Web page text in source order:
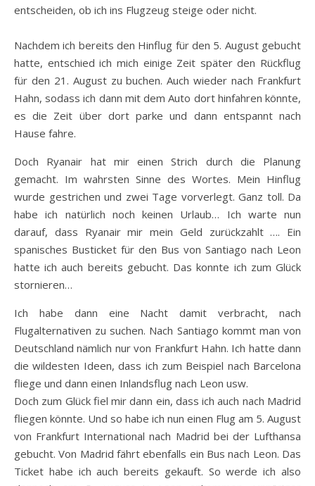
entscheiden, ob ich ins Flugzeug steige oder nicht.
Nachdem ich bereits den Hinflug für den 5. August gebucht
hatte, entschied ich mich einige Zeit später den Rückflug
für den 21. August zu buchen. Auch wieder nach Frankfurt
Hahn, sodass ich dann mit dem Auto dort hinfahren könnte,
es die Zeit über dort parke und dann entspannt nach
Hause fahre.
Doch Ryanair hat mir einen Strich durch die Planung
gemacht. Im wahrsten Sinne des Wortes. Mein Hinflug
wurde gestrichen und zwei Tage vorverlegt. Ganz toll. Da
habe ich natürlich noch keinen Urlaub… Ich warte nun
darauf, dass Ryanair mir mein Geld zurückzahlt …. Ein
spanisches Busticket für den Bus von Santiago nach Leon
hatte ich auch bereits gebucht. Das konnte ich zum Glück
stornieren…
Ich habe dann eine Nacht damit verbracht, nach
Flugalternativen zu suchen. Nach Santiago kommt man von
Deutschland nämlich nur von Frankfurt Hahn. Ich hatte dann
die wildesten Ideen, dass ich zum Beispiel nach Barcelona
fliege und dann einen Inlandsflug nach Leon usw.
Doch zum Glück fiel mir dann ein, dass ich auch nach Madrid
fliegen könnte. Und so habe ich nun einen Flug am 5. August
von Frankfurt International nach Madrid bei der Lufthansa
gebucht. Von Madrid fährt ebenfalls ein Bus nach Leon. Das
Ticket habe ich auch bereits gekauft. So werde ich also